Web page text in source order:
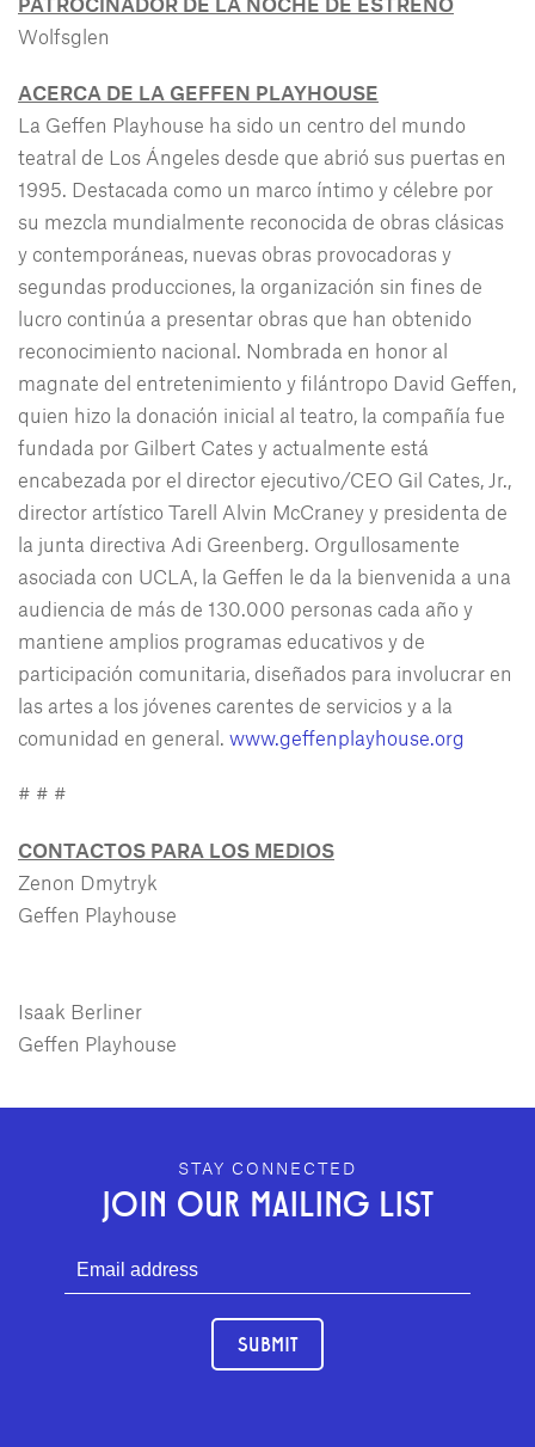
Wolfsglen
ACERCA DE LA GEFFEN PLAYHOUSE
La Geffen Playhouse ha sido un centro del mundo
teatral de Los Ángeles desde que abrió sus puertas en
1995. Destacada como un marco íntimo y célebre por
su mezcla mundialmente reconocida de obras clásicas
y contemporáneas, nuevas obras provocadoras y
segundas producciones, la organización sin fines de
lucro continúa a presentar obras que han obtenido
reconocimiento nacional. Nombrada en honor al
magnate del entretenimiento y filántropo David Geffen,
quien hizo la donación inicial al teatro, la compañía fue
fundada por Gilbert Cates y actualmente está
encabezada por el director ejecutivo/CEO Gil Cates, Jr.,
director artístico Tarell Alvin McCraney y presidenta de
la junta directiva Adi Greenberg. Orgullosamente
asociada con UCLA, la Geffen le da la bienvenida a una
audiencia de más de 130.000 personas cada año y
mantiene amplios programas educativos y de
participación comunitaria, diseñados para involucrar en
las artes a los jóvenes carentes de servicios y a la
comunidad en general. www.geffenplayhouse.org
# # #
CONTACTOS PARA LOS MEDIOS
Zenon Dmytryk
Geffen Playhouse
Isaak Berliner
Geffen Playhouse
GEFFEN PLAYHOUSE FOOTER
STAY CONNECTED
JOIN OUR MAILING LIST
SUBMIT